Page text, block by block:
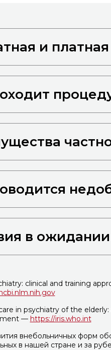
и
в
clinical and training
in psychiatry of the elderly:
— https://iris.who.int
внебольничных форм
в нашей стране и за